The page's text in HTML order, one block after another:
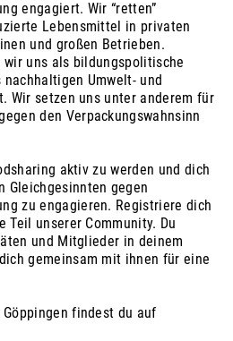
engagiert. Wir “retten”
Lebensmittel in privaten
und großen Betrieben.
wir uns als bildungspolitische
Umwelt- und
Wir setzen uns unter anderem für
den Verpackungswahnsinn
aktiv zu werden und dich
Gleichgesinnten gegen
zu engagieren. Registriere dich
Teil unserer Community. Du
und Mitglieder in deinem
gemeinsam mit ihnen für eine
findest du auf